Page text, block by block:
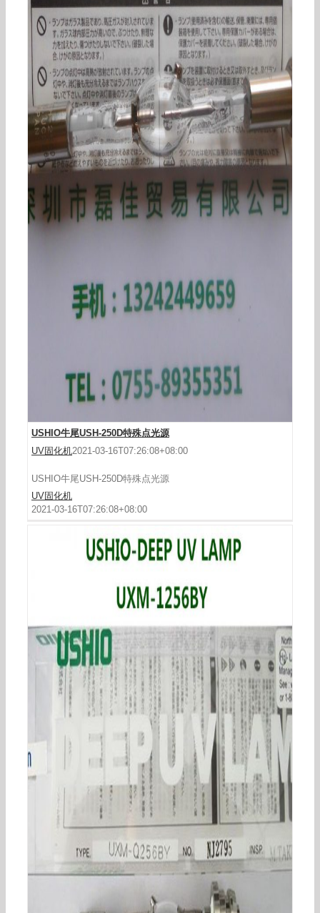
USHIO牛尾USH-250D特殊点光源
UV固化机2021-03-16T07:26:08+08:00
USHIO牛尾USH-250D特殊点光源
UV固化机
2021-03-16T07:26:08+08:00